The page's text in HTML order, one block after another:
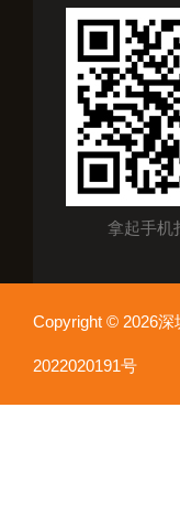
拿起手机
Copyright © 2026
2022020191号